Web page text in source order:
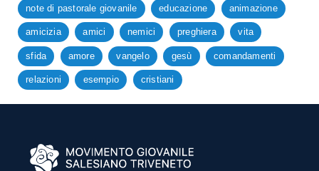
note di pastorale giovanile educazione animazione
amicizia amici nemici preghiera vita
sfida amore vangelo gesù comandamenti
relazioni esempio cristiani